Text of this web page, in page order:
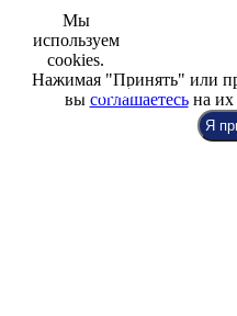
+7 (812) 942-00-99
+7 (812) 918-80-40
+7 (812) 926-86-86
Мы
используем
cookies.
Нажимая "Принять" или
вы соглашаетесьна их
Я